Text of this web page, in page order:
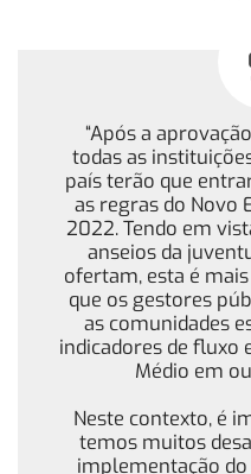
“Após a
todas as
país terão que
as regras do Novo
2022. Tendo em
anseios da
ofertam, esta é
que os gestores
as comunidades
indicadores de fluxo
Médio em
Neste contexto, é
temos muitos
implementação do